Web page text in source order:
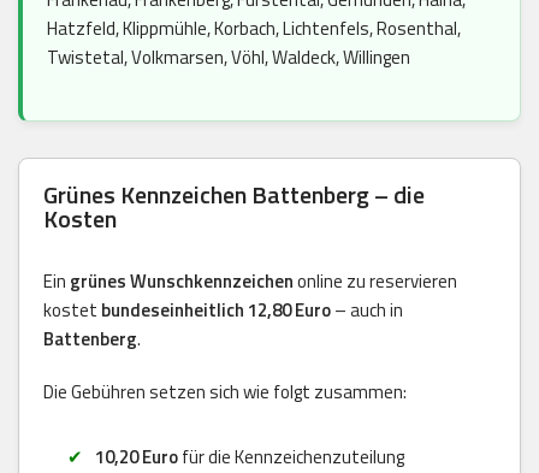
Hatzfeld, Klippmühle, Korbach, Lichtenfels, Rosenthal,
Twistetal, Volkmarsen, Vöhl, Waldeck, Willingen
Grünes Kennzeichen Battenberg – die
Kosten
Ein grünes Wunschkennzeichenonline zu reservieren
kostet bundeseinheitlich 12,80 Euro– auch in
Battenberg.
Die Gebühren setzen sich wie folgt zusammen:
10,20 Eurofür die Kennzeichenzuteilung